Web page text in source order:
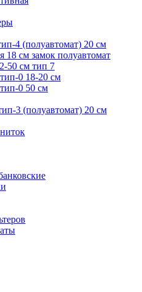
4 (полуавтомат) 20 см
см замок полуавтомат
50 см тип 7
0 18-20 см
0 50 см
3 (полуавтомат) 20 см